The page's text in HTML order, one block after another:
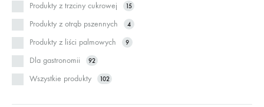
Produkty z trzciny cukrowej 15
Produkty z otrąb pszennych 4
Produkty z liści palmowych 9
Dla gastronomii 92
Wszystkie produkty 102